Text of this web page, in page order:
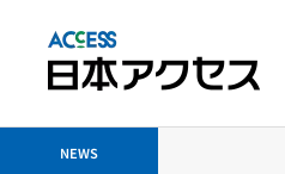
NEWS